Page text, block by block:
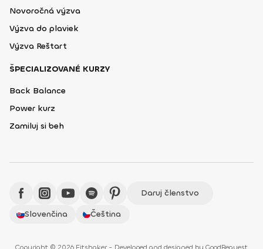
Novoročná výzva
Výzva do plaviek
Výzva Reštart
ŠPECIALIZOVANÉ KURZY
Back Balance
Power kurz
Zamiluj si beh
Daruj členstvo
Slovenčina
Čeština